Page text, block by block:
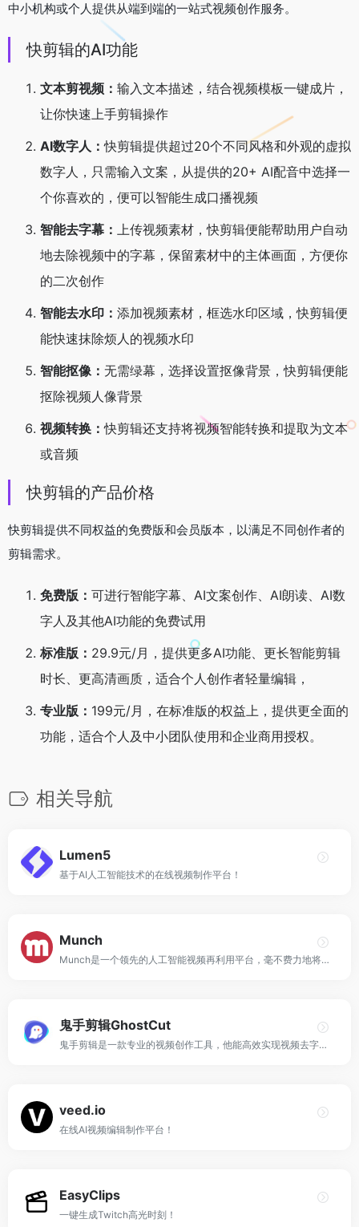
中小机构或个人提供从端到端的一站式视频创作服务。
快剪辑的AI功能
文本剪视频： 输入文本描述，结合视频模板一键成片，
让你快速上手剪辑操作
AI数字人：快剪辑提供超过20个不同风格和外观的虚拟
数字人，只需输入文案，从提供的20+ AI配音中选择一
个你喜欢的，便可以智能生成口播视频
智能去字幕： 上传视频素材，快剪辑便能帮助用户自动
地去除视频中的字幕，保留素材中的主体画面，方便你
的二次创作
智能去水印： 添加视频素材，框选水印区域，快剪辑便
能快速抹除烦人的视频水印
智能抠像： 无需绿幕，选择设置抠像背景，快剪辑便能
抠除视频人像背景
视频转换：快剪辑还支持将视频智能转换和提取为文本
或音频
快剪辑的产品价格
快剪辑提供不同权益的免费版和会员版本，以满足不同创作者的
剪辑需求。
免费版： 可进行智能字幕、AI文案创作、AI朗读、AI数
字人及其他AI功能的免费试用
标准版： 29.9元/月，提供更多AI功能、更长智能剪辑
时长、更高清画质，适合个人创作者轻量编辑，
专业版： 199元/月，在标准版的权益上，提供更全面的
功能，适合个人及中小团队使用和企业商用授权。
相关导航
Lumen5
基于AI人工智能技术的在线视频制作平台！
Munch
Munch是一个领先的人工智能视频再利用平台，毫不费力地将您的内容转化为引人入胜的视频。
鬼手剪辑GhostCut
鬼手剪辑是一款专业的视频创作工具，他能高效实现视频去字幕、视频翻译和视频混剪等，帮助电商客户、MCN机构和影视剪辑人员制作精彩的视频。
veed.io
在线AI视频编辑制作平台！
EasyClips
一键生成Twitch高光时刻！